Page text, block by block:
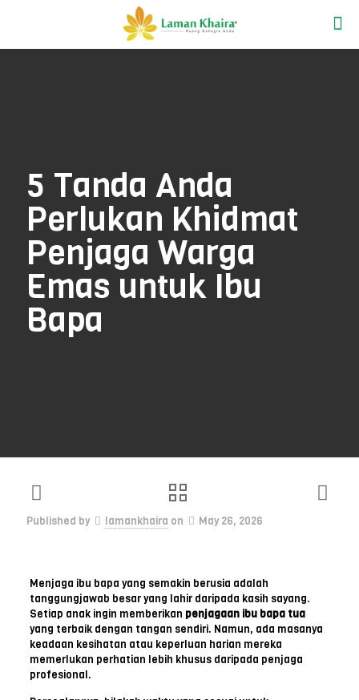
5 Tanda Anda
Perlukan Khidmat
Penjaga Warga
Emas untuk Ibu
Bapa
Published by lamankhaira on May 26, 2026
Menjaga ibu bapa yang semakin berusia adalah
tanggungjawab besar yang lahir daripada kasih sayang.
Setiap anak ingin memberikan penjagaan ibu bapa tua
yang terbaik dengan tangan sendiri. Namun, ada masanya
keadaan kesihatan atau keperluan harian mereka
memerlukan perhatian lebih khusus daripada penjaga
profesional.